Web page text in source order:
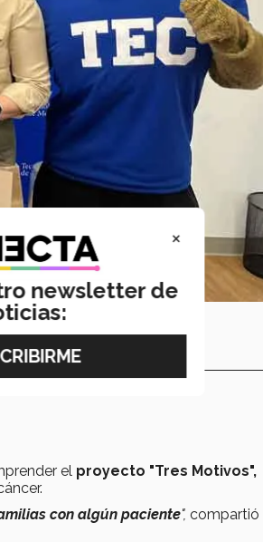
el proyecto "Tres Motivos",
con algún paciente", compartió
×
newsletter de